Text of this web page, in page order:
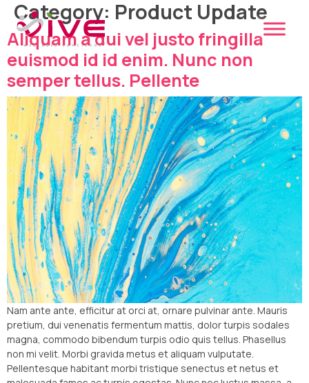
Skip
content
Category: Product Update
Aliquam a dui vel justo fringilla
euismod id id enim. Nunc non
semper tellus. Pellente
Nam ante ante, efficitur at orci at, ornare pulvinar ante. Mauris
pretium, dui venenatis fermentum mattis, dolor turpis sodales
magna, commodo bibendum turpis odio quis tellus. Phasellus
non mi velit. Morbi gravida metus et aliquam vulputate.
Pellentesque habitant morbi tristique senectus et netus et